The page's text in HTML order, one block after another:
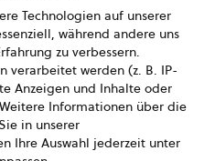
GmbH
Technologien auf unserer
während andere uns
zu verbessern.
verarbeitet werden (z. B. IP-
Anzeigen und Inhalte oder
Weitere Informationen über die
in unserer
Ihre Auswahl jederzeit unter